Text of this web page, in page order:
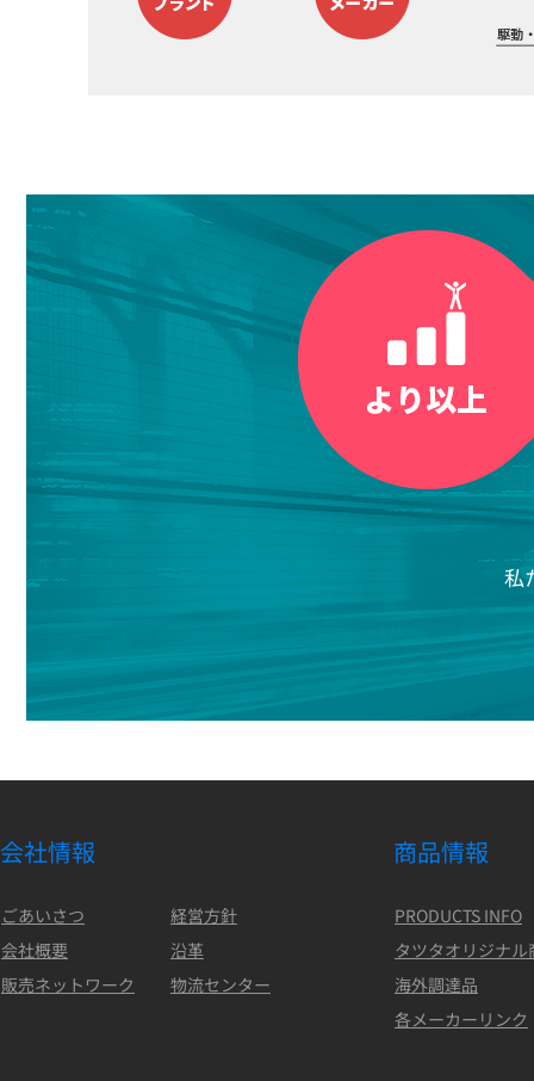
私
会社情報
ごあいさつ
経営方針
会社概要
沿革
販売ネットワーク
物流センター
商品情報
PRODUCTS INFO
タツタオリジナル
海外調達品
各メーカーリンク